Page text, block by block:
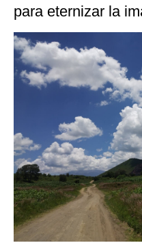
para eternizar la